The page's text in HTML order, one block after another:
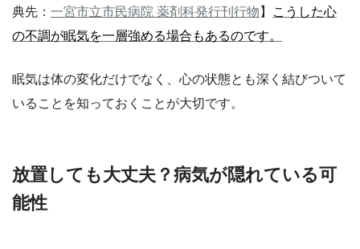
典先： 一宮市立市民病院 薬剤科発行刊行物 】
こうした心
の不調が眠気を一層強める場合もあるのです。
眠気は体の変化だけでなく、心の状態とも深く結びついて
いることを知っておくことが大切です。
放置しても大丈夫？病気が隠れている可
能性